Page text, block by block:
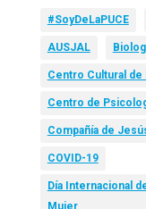
#SoyDeLaPUCE
AUSJAL
Centro Cultural de
Centro de
Compañía de
COVID-19
Día Internacional